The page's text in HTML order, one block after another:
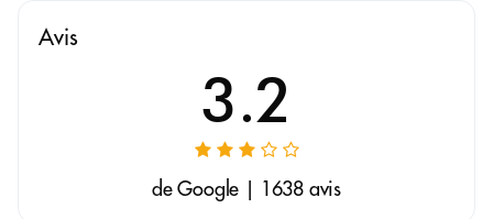
Avis
3.2
de Google | 1638 avis